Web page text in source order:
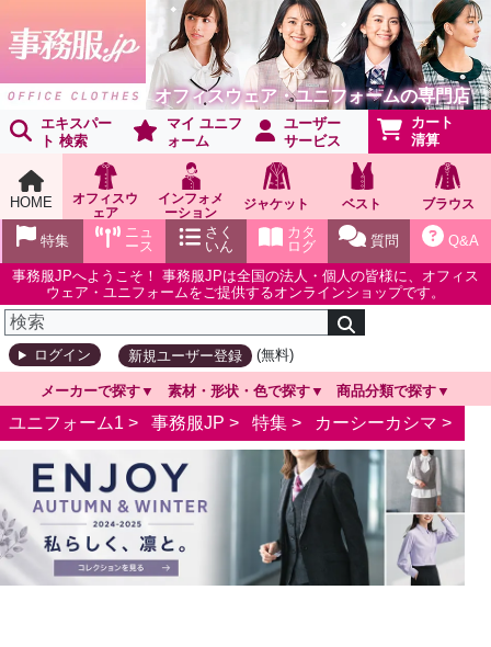
オフィスウェア・ユニフォームの専門店
エキスパー
ト 検索
マイ ユニフ
ォーム
ユーザー
サービス
カート
清算
HOME
オフィスウ
ェア
インフォメ
ーション
ショールー
ム
ジャケット ベスト ブラウス
Q&A
質問
カタ
ログ
さく
いん
ニュ
ース
特集
事務服JPへようこそ！ 事務服JPは全国の法人・個人の皆様に、オフィス
ウェア・ユニフォームをご提供するオンラインショップです。
ログイン 新規ユーザー登録 (無料)
メーカーで探す 素材・形状・色で探す 商品分類で探す
ユニフォーム1 > 事務服JP > 特集 > カーシーカシマ >